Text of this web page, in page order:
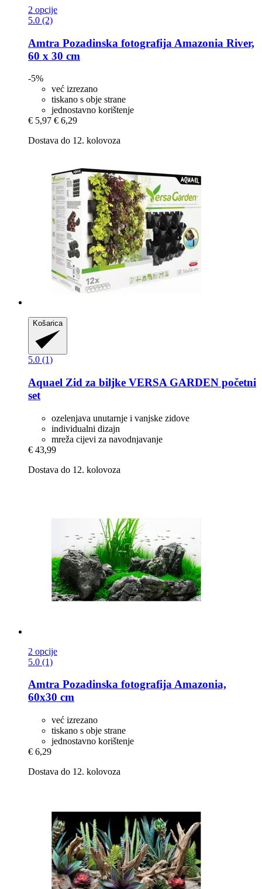
2 opcije
5.0 (2)
Amtra Pozadinska fotografija Amazonia River,
60 x 30 cm
-5%
već izrezano
tiskano s obje strane
jednostavno korištenje
€ 5,97 € 6,29
Dostava do 12. kolovoza
Košarica
5.0 (1)
Aquael Zid za biljke VERSA GARDEN početni
set
ozelenjava unutarnje i vanjske zidove
individualni dizajn
mreža cijevi za navodnjavanje
€ 43,99
Dostava do 12. kolovoza
2 opcije
5.0 (1)
Amtra Pozadinska fotografija Amazonia,
60x30 cm
već izrezano
tiskano s obje strane
jednostavno korištenje
€ 6,29
Dostava do 12. kolovoza